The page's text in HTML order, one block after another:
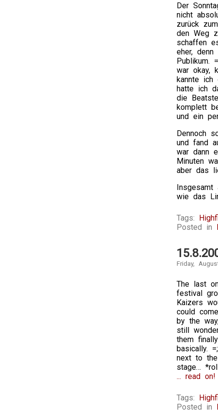
Der
nicht
zurück
den Weg
schaffen
eher,
Publikum.
war okay,
kannte ich
hatte ich
die
komplett
und ein
Dennoch
und fand
war dann
Minuten
aber das
Insgesamt
wie das
Tags:
Posted in
Friday,
The last
festival
Kaizers
could
by the
still
them
basically.
next to
stage…
... read on!
Tags:
Posted in